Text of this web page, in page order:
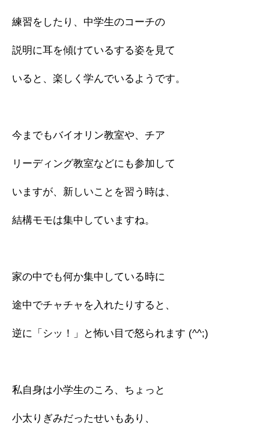
練習をしたり、中学生のコーチの
説明に耳を傾けているする姿を見て
いると、楽しく学んでいるようです。
今までもバイオリン教室や、チア
リーディング教室などにも参加して
いますが、新しいことを習う時は、
結構モモは集中していますね。
家の中でも何か集中している時に
途中でチャチャを入れたりすると、
逆に「シッ！」と怖い目で怒られます (^^;)
私自身は小学生のころ、ちょっと
小太りぎみだったせいもあり、